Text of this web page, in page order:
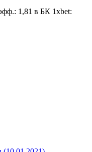
1,81 в БК 1xbet: